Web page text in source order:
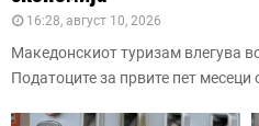
16:28, август 10, 2026
Македонскиот туризам влегува
Податоците за првите пет месеци